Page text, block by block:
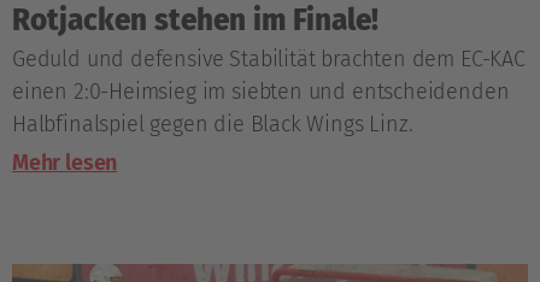
Rotjacken stehen im Finale!
Geduld und defensive Stabilität brachten dem EC-KAC
einen 2:0-Heimsieg im siebten und entscheidenden
Halbfinalspiel gegen die Black Wings Linz.
Mehr lesen